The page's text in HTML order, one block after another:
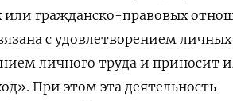
или гражданско-правовых
с удовлетворением
личного труда и приносит
При этом эта деятельность